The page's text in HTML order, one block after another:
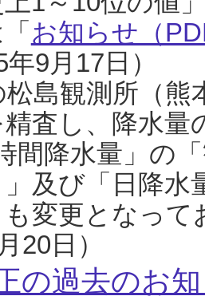
お知らせ（
9月17日）
島観測所（熊
査し、降水
間降水量」の
」及び「日降
変更となっ
20日）
の過去のお